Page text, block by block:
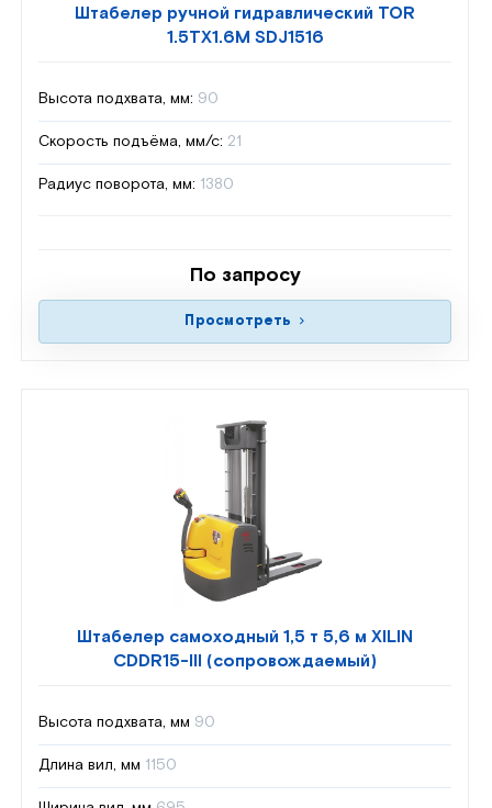
Штабелер ручной гидравлический TOR
1.5TX1.6M SDJ1516
Высота подхвата, мм: 90
Скорость подъёма, мм/с: 21
Радиус поворота, мм: 1380
По запросу
Просмотреть
Штабелер самоходный 1,5 т 5,6 м XILIN
CDDR15-III (сопровождаемый)
Высота подхвата, мм 90
Длина вил, мм 1150